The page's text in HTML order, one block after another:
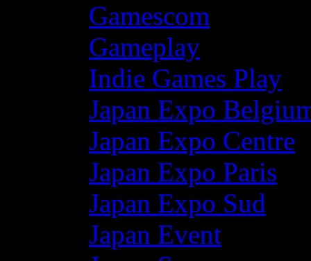
Gamescom
Gameplay
Indie Games Play
Japan Expo
Japan Expo Centre
Japan Expo Paris
Japan Expo Sud
Japan Event